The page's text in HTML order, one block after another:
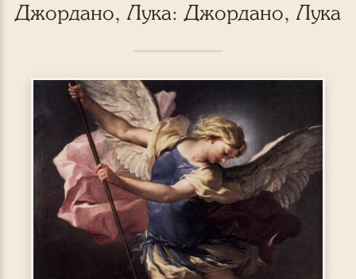
Джордано, Лука: Джордано, Лука